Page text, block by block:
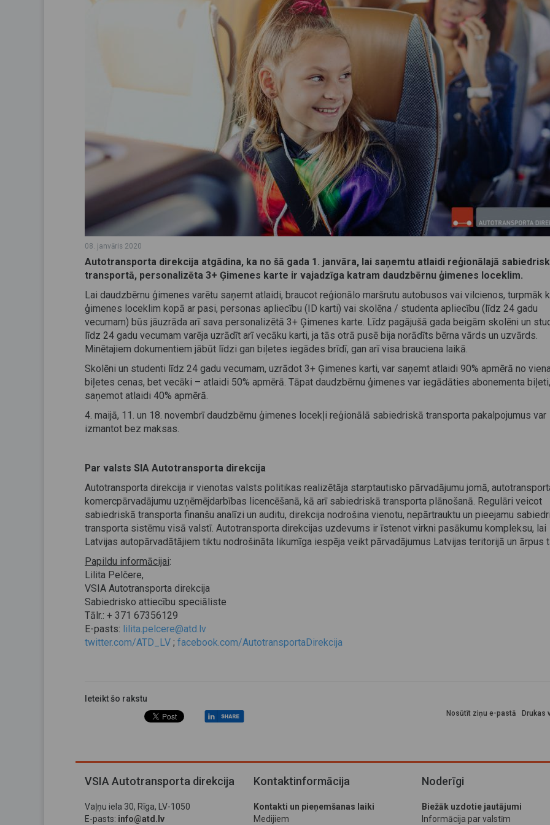
08. janvāris 2020
Autotransporta direkcija atgādina, ka no šā gada 1. janvāra, lai saņemtu atlaidi reģionālajā
transportā, personalizēta 3+ Ģimenes karte ir vajadzīga katram daudzbērnu ģimenes loceklim.
Lai daudzbērnu ģimenes varētu saņemt atlaidi, braucot reģionālo maršrutu autobusos vai vilcienos, turpmāk
ģimenes loceklim kopā ar pasi, personas apliecību (ID karti) vai skolēna / studenta apliecību (līdz 24 gadu
vecumam) būs jāuzrāda arī sava personalizētā 3+ Ģimenes karte. Līdz pagājušā gada beigām skolēni un
līdz 24 gadu vecumam varēja uzrādīt arī vecāku karti, ja tās otrā pusē bija norādīts bērna vārds un uzvārds.
Minētajiem dokumentiem jābūt līdzi gan biļetes iegādes brīdī, gan arī visa brauciena laikā.
Skolēni un studenti līdz 24 gadu vecumam, uzrādot 3+ Ģimenes karti, var saņemt atlaidi 90% apmērā no
biļetes cenas, bet vecāki – atlaidi 50% apmērā. Tāpat daudzbērnu ģimenes var iegādāties abonementa biļeti,
saņemot atlaidi 40% apmērā.
4. maijā, 11. un 18. novembrī daudzbērnu ģimenes locekļi reģionālā sabiedriskā transporta pakalpojumus var
izmantot bez maksas.
Par valsts SIA Autotransporta direkcija
Autotransporta direkcija ir vienotas valsts politikas realizētāja starptautisko pārvadājumu jomā,
komercpārvadājumu uzņēmējdarbības licencēšanā, kā arī sabiedriskā transporta plānošanā. Regulāri veicot
sabiedriskā transporta finanšu analīzi un auditu, direkcija nodrošina vienotu, nepārtrauktu un pieejamu
transporta sistēmu visā valstī. Autotransporta direkcijas uzdevums ir īstenot virkni pasākumu kompleksu, lai
Latvijas autopārvadātājiem tiktu nodrošināta likumīga iespēja veikt pārvadājumus Latvijas teritorijā un ārpus
Papildu informācijai:
Lilita Pelčere,
VSIA Autotransporta direkcija
Sabiedrisko attiecību speciāliste
Tālr.: + 371 67356129
E-pasts: lilita.pelcere@atd.lv
twitter.com/ATD_LV ; facebook.com/AutotransportaDirekcija
Ieteikt šo rakstu
Drukas
Nosūtīt ziņu e-pastā
VSIA Autotransporta direkcija
Vaļņu iela 30, Rīga, LV-1050
E-pasts: info@atd.lv
Kontaktinformācija
Kontakti un pieņemšanas laiki
Medijiem
Noderīgi
Biežāk uzdotie jautājumi
Informācija par valstīm